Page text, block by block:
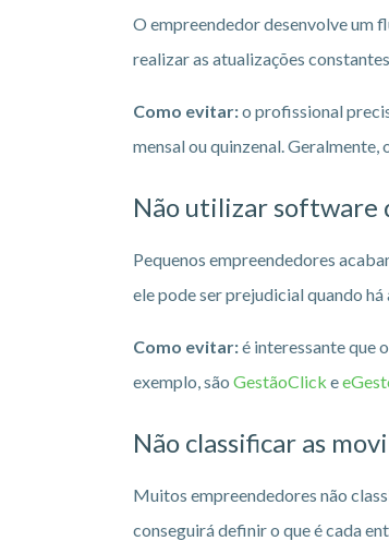
O empreendedor desenvolve um
realizar as atualizações
Como evitar:o profissional
mensal ou quinzenal. Geralmente,
Não utilizar software
Pequenos empreendedores
ele pode ser prejudicial quando
Como evitar:é interessante que
exemplo, são GestãoClick e
Não classificar as
Muitos empreendedores não
conseguirá definir o que é cada